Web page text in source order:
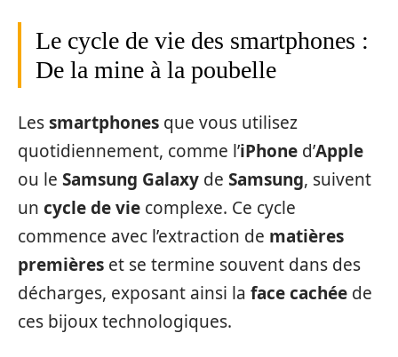
Le cycle de vie des smartphones :
De la mine à la poubelle
Lessmartphones que vous utilisez
quotidiennement, comme l’iPhone d’Apple
ou le Samsung Galaxy de Samsung, suivent
un cycle de vie complexe. Ce cycle
commence avec l’extraction de matières
premières et se termine souvent dans des
décharges, exposant ainsi la face cachée de
ces bijoux technologiques.